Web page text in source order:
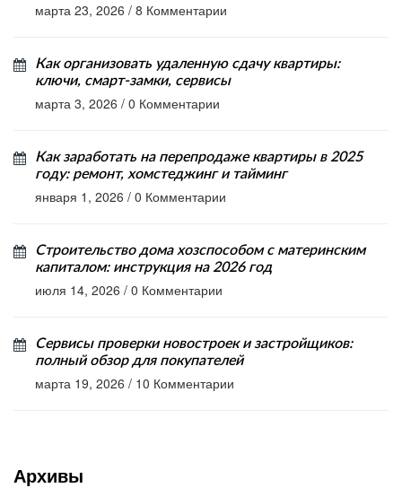
марта 23, 2026 / 8 Комментарии
Как организовать удаленную сдачу квартиры:
ключи, смарт-замки, сервисы
марта 3, 2026 / 0 Комментарии
Как заработать на перепродаже квартиры в 2025
году: ремонт, хомстеджинг и тайминг
января 1, 2026 / 0 Комментарии
Строительство дома хозспособом с материнским
капиталом: инструкция на 2026 год
июля 14, 2026 / 0 Комментарии
Сервисы проверки новостроек и застройщиков:
полный обзор для покупателей
марта 19, 2026 / 10 Комментарии
Архивы